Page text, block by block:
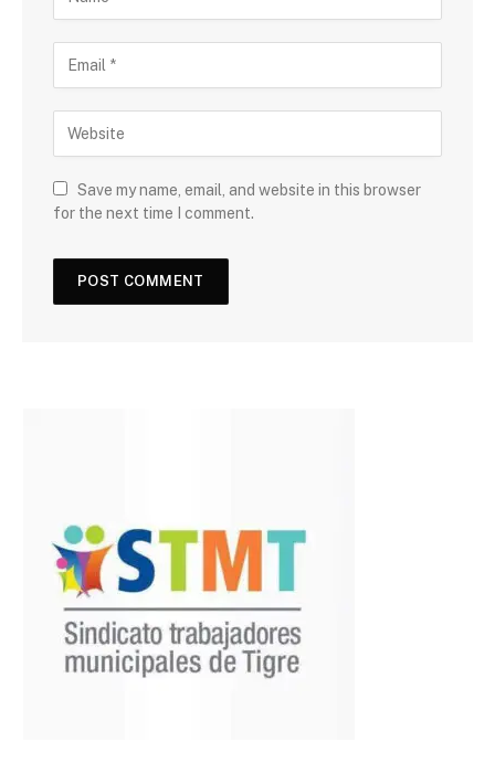
Save my name, email, and website in this browser
for the next time I comment.